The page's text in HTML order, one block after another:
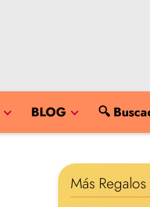
BLOG 🔍
Más